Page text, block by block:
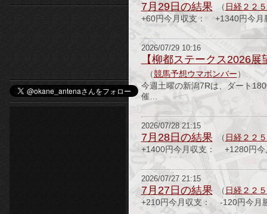
ラ
イ
ン
カ
ジ
ノ
etc-
7月29日の結果 （ 日経２２
+60円今月収支： +1340円今
2026/07/29 10:16
【柳都ステークス2026
（競馬予想ウマボンバー）
今週土曜の新潟7Rは、ダート
催…
2026/07/28 21:15
7月28日の結果 （ 日経２２
+1400円今月収支： +1280円
2026/07/27 21:15
7月27日の結果 （日経２２
+210円今月収支： -120円今月